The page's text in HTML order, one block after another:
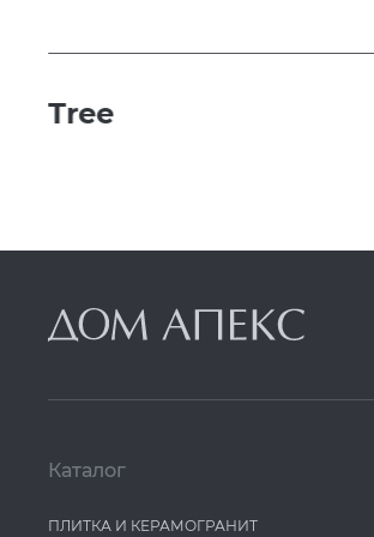
Tree
Каталог
ПЛИТКА И КЕРАМОГРАНИТ